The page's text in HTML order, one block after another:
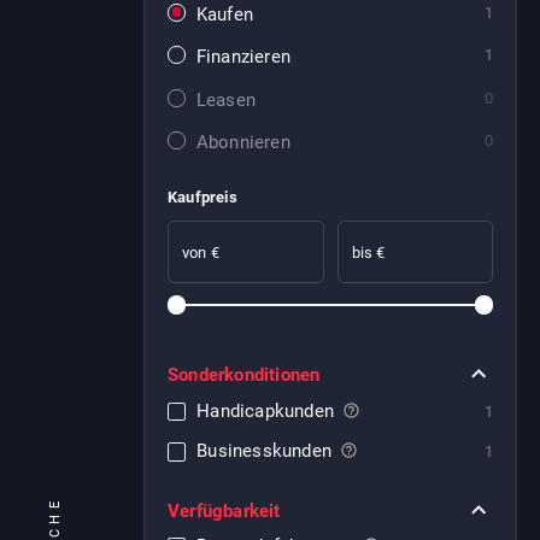
Kaufen 1
Finanzieren 1
Leasen 0
Abonnieren 0
Kaufpreis
von € bis €
Sonderkonditionen
Handicapkunden
1
Businesskunden 1
Verfügbarkeit